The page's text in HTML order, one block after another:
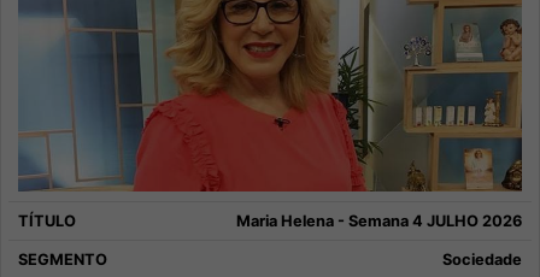
Maria Helena - Semana 4 JULHO 2026
Sociedade